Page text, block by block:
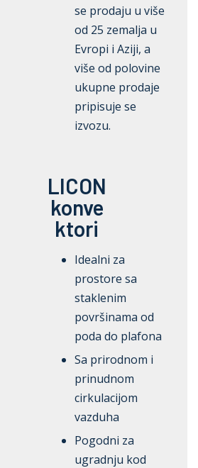
se prodaju u više
od 25 zemalja u
Evropi i Aziji, a
više od polovine
ukupne prodaje
pripisuje se
izvozu.
LICON
konve
ktori
Idealni za
prostore sa
staklenim
površinama od
poda do plafona
Sa prirodnom i
prinudnom
cirkulacijom
vazduha
Pogodni za
ugradnju kod